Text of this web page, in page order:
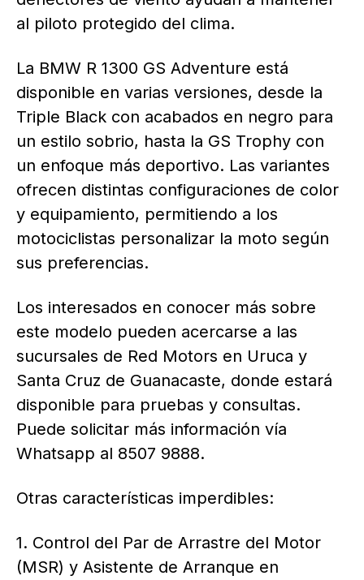
al piloto protegido del clima.
La BMW R 1300 GS Adventure está
disponible en varias versiones, desde la
Triple Black con acabados en negro para
un estilo sobrio, hasta la GS Trophy con
un enfoque más deportivo. Las variantes
ofrecen distintas configuraciones de color
y equipamiento, permitiendo a los
motociclistas personalizar la moto según
sus preferencias.
Los interesados en conocer más sobre
este modelo pueden acercarse a las
sucursales de Red Motors en Uruca y
Santa Cruz de Guanacaste, donde estará
disponible para pruebas y consultas.
Puede solicitar más información vía
Whatsapp al 8507 9888.
Otras características imperdibles:
1. Control del Par de Arrastre del Motor
(MSR) y Asistente de Arranque en